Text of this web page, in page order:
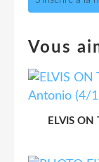
Vous
ELVIS